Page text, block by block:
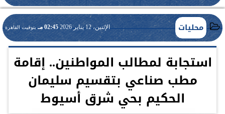
محليات الإثنين، 12 يناير 2026 02:45 مـ بتوقيت القاهرة
استجابة لمطالب المواطنين.. إقامة
مطب صناعي بتقسيم سليمان
الحكيم بحي شرق أسيوط